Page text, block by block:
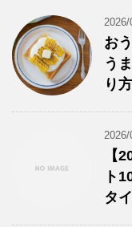
2026/
お
う
り方
2026/
【
ト
タ